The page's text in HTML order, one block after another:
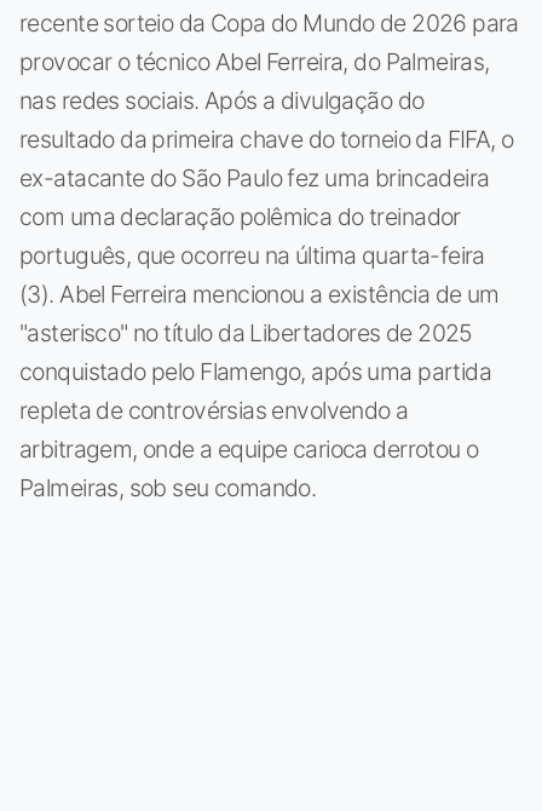
recente sorteio da Copa do Mundo de 2026 para
provocar o técnico Abel Ferreira, do Palmeiras,
nas redes sociais. Após a divulgação do
resultado da primeira chave do torneio da FIFA, o
ex-atacante do São Paulo fez uma brincadeira
com uma declaração polêmica do treinador
português, que ocorreu na última quarta-feira
(3). Abel Ferreira mencionou a existência de um
"asterisco" no título da Libertadores de 2025
conquistado pelo Flamengo, após uma partida
repleta de controvérsias envolvendo a
arbitragem, onde a equipe carioca derrotou o
Palmeiras, sob seu comando.